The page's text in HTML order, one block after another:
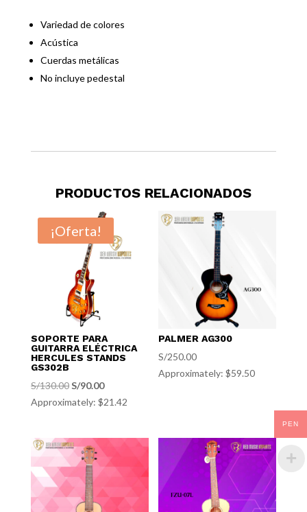
Variedad de colores
Acústica
Cuerdas metálicas
No incluye pedestal
PRODUCTOS RELACIONADOS
¡Oferta!
SOPORTE PARA
GUITARRA ELÉCTRICA
HERCULES STANDS
GS302B
S/130.00El
precio
era:
S/130.00.
S/90.00El
precio
es:
S/90.00.
Approximately: $21.42
PALMER AG300
S/250.00
Approximately: $59.50
PEN